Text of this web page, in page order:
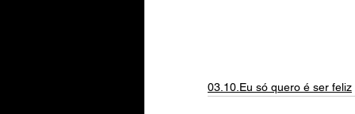
03.10.Eu só quero é ser feliz